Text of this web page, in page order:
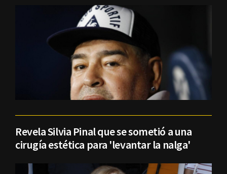
Revela Silvia Pinal que se sometió a una
cirugía estética para 'levantar la nalga'